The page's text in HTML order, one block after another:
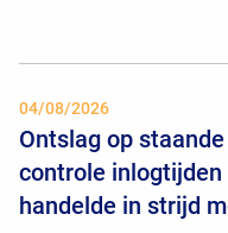
04/08/2026
Ontslag op
controle
handelde in strijd